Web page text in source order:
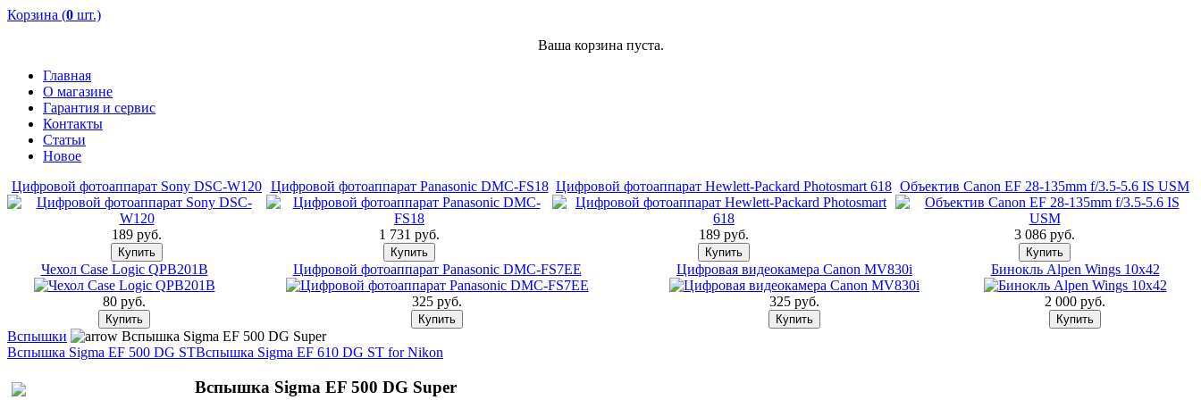
Корзина (0 шт.)
Ваша корзина пуста.
Главная
О магазине
Гарантия и сервис
Контакты
Статьи
Новое
Цифровой фотоаппарат Sony DSC-W120
189 pуб.
Цифровой фотоаппарат Panasonic DMC-FS18
1 731 pуб.
Цифровой фотоаппарат Hewlett-Packard Photosmart 618
189 pуб.
Объектив Canon EF 28-135mm f/3.5-5.6 IS USM
3 086 pуб.
Чехол Case Logic QPB201B
80 pуб.
Цифровой фотоаппарат Panasonic DMC-FS7EE
325 pуб.
Цифровая видеокамера Canon MV830i
325 pуб.
Бинокль Alpen Wings 10x42
2 000 pуб.
Вспышки
Вспышка Sigma EF 500 DG Super
Вспышка Sigma EF 500 DG STВспышка Sigma EF 610 DG ST for Nikon
Вспышка Sigma EF 500 DG Super